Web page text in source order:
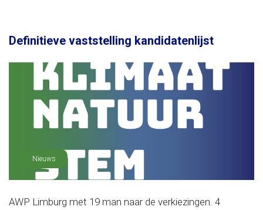
Definitieve vaststelling kandidatenlijst
Nieuws
AWP Limburg met 19 man naar de verkiezingen. 4